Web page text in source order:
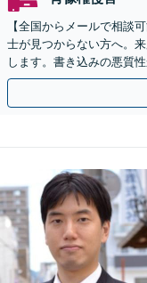
【全国からメールで相談
士が見つからない方へ。
します。書き込みの悪質
用面のリスクも包み隠さ